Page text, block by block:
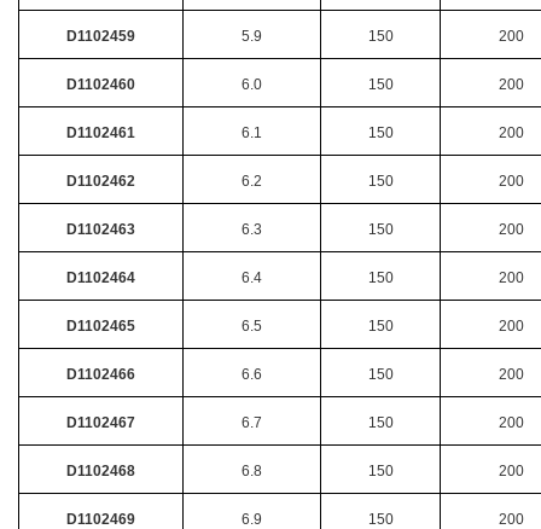
D1102459 5.9 150 200
D1102460 6.0 150 200
D1102461 6.1 150 200
D1102462 6.2 150 200
D1102463 6.3 150 200
D1102464 6.4 150 200
D1102465 6.5 150 200
D1102466 6.6 150 200
D1102467 6.7 150 200
D1102468 6.8 150 200
D1102469 6.9 150 200